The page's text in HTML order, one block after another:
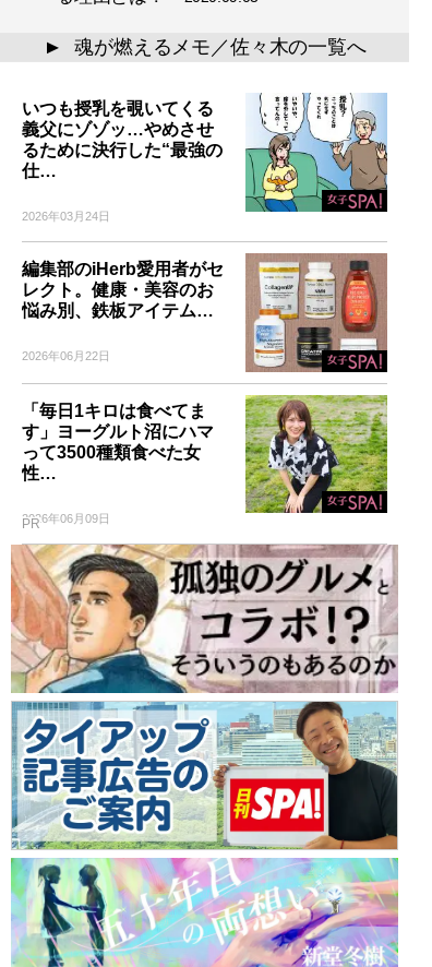
▲ 魂が燃えるメモ／佐々木の一覧へ
いつも授乳を覗いてくる
義父にゾゾッ…やめさせ
るために決行した“最強の
仕…
2026年03月24日
編集部のiHerb愛用者がセ
レクト。健康・美容のお
悩み別、鉄板アイテム…
2026年06月22日
「毎日1キロは食べてま
す」ヨーグルト沼にハマ
って3500種類食べた女
性…
2026年06月09日
PR